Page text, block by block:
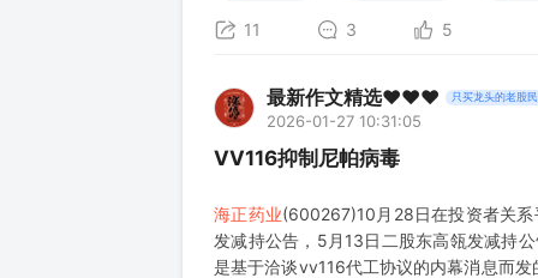
11 3 5
最新作文精选❤️❤️❤️ 只买龙头的老股民
2026-01-27 10:31:05
VV116抑制尼帕病毒
海正药业(600267)10月28日在投资者关
发减持公告，5月13日二股东高瓴发减持
是基于洽谈vv116代工协议的内幕消息而